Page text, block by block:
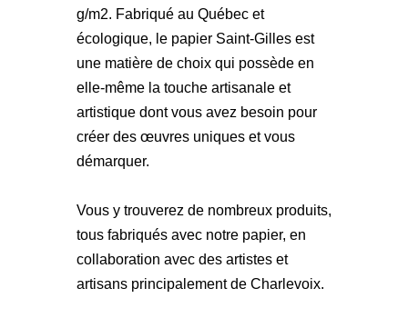
g/m2. Fabriqué au Québec et
écologique, le papier Saint-Gilles est
une matière de choix qui possède en
elle-même la touche artisanale et
artistique dont vous avez besoin pour
créer des œuvres uniques et vous
démarquer.
Vous y trouverez de nombreux produits,
tous fabriqués avec notre papier, en
collaboration avec des artistes et
artisans principalement de Charlevoix.